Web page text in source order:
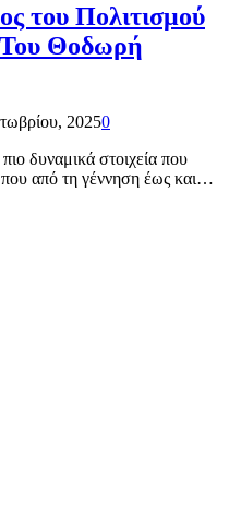
του Πολιτισμού
20250
δυναμικά στοιχεία που
από τη γέννηση έως και…